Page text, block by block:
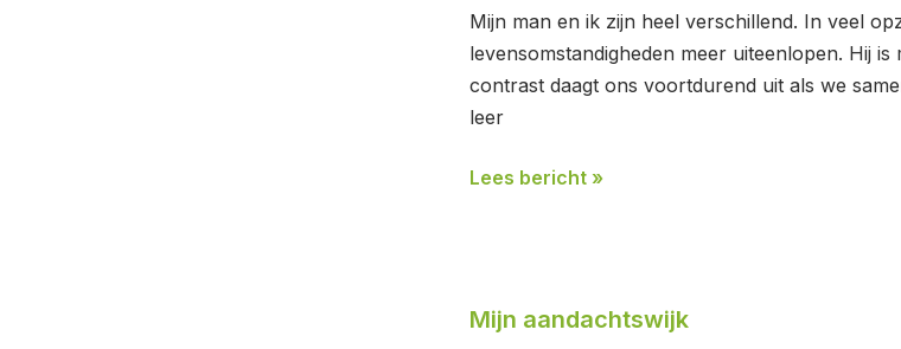
Mijn man en ik zijn heel verschillend. In veel
levensomstandigheden meer uiteenlopen. Hij
contrast daagt ons voortdurend uit als we
leer
Lees bericht »
Mijn aandachtswijk
aandachtswijk